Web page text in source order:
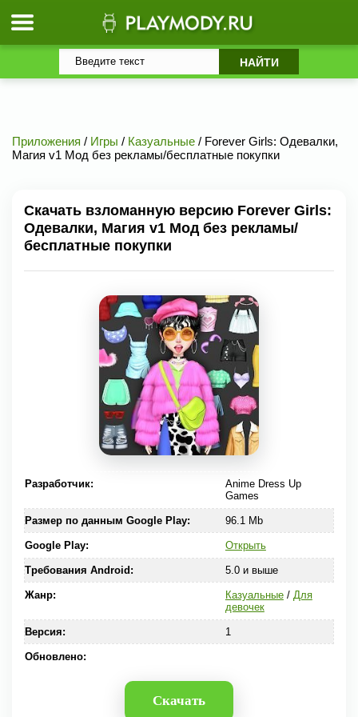
Приложения / Игры / Казуальные / Forever Girls: Одевалки,
Магия v1 Мод без рекламы/бесплатные покупки
Скачать взломанную версию Forever Girls:
Одевалки, Магия v1 Мод без рекламы/
бесплатные покупки
Разработчик:
Anime Dress Up
Games
Размер по данным Google Play: 96.1 Mb
Google Play: Открыть
Требования Android: 5.0 и выше
Жанр: Казуальные/ Для
девочек
Версия: 1
Обновлено:
Скачать